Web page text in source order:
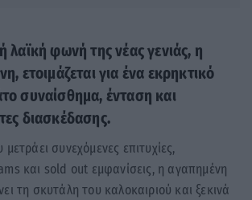
λαϊκή φωνή της νέας γενιάς, η
ετοιμάζεται για ένα εκρηκτικό
συναίσθημα, ένταση και
διασκέδασης.
συνεχόμενες επιτυχίες,
και sold out εμφανίσεις, η αγαπημένη
τη σκυτάλη του καλοκαιριού και ξεκινά